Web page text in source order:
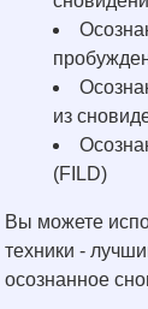
из
(FILD)
Вы можете
техники -
осознанное